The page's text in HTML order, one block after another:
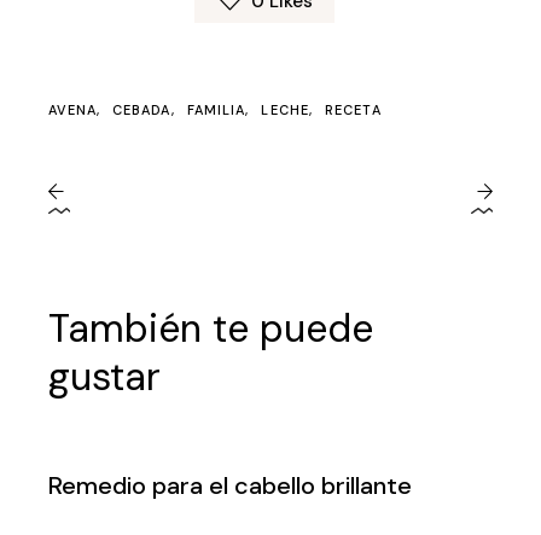
AVENA CEBADA FAMILIA LECHE RECETA
También te puede
gustar
Remedio para el cabello brillante